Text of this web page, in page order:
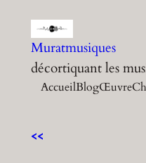
contenu
Muratmusiques
décortiquant les
AccueilBlogŒuvre
<<